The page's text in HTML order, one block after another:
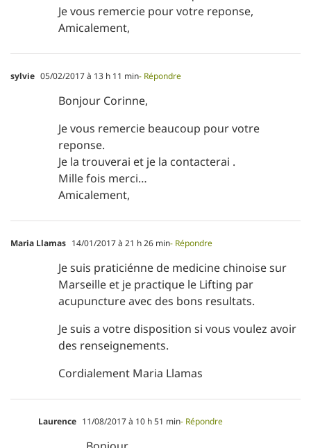
Je vous remercie pour votre reponse,
Amicalement,
sylvie 05/02/2017 à 13 h 11 min- Répondre
Bonjour Corinne,
Je vous remercie beaucoup pour votre
reponse.
Je la trouverai et je la contacterai .
Mille fois merci…
Amicalement,
Maria Llamas 14/01/2017 à 21 h 26 min- Répondre
Je suis praticiénne de medicine chinoise sur
Marseille et je practique le Lifting par
acupuncture avec des bons resultats.
Je suis a votre disposition si vous voulez avoir
des renseignements.
Cordialement Maria Llamas
Laurence 11/08/2017 à 10 h 51 min- Répondre